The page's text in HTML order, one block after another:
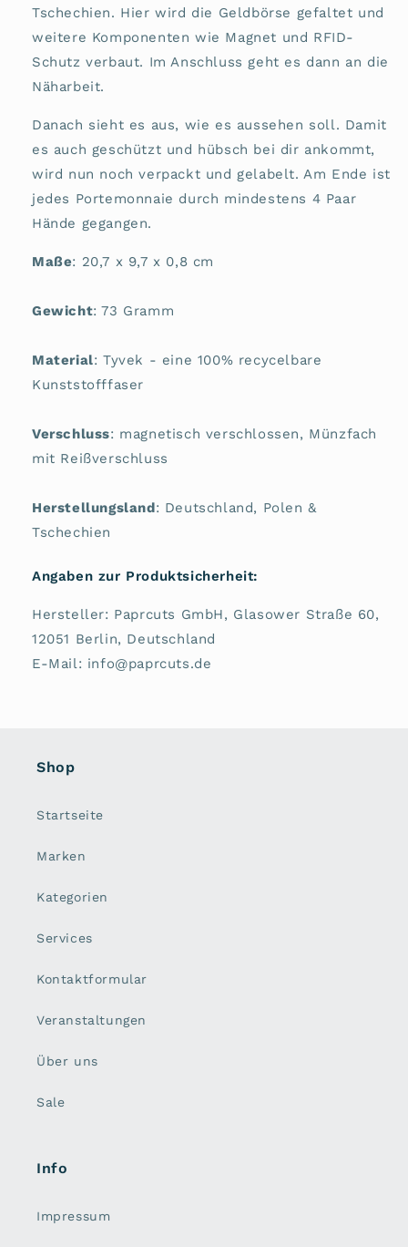
Tschechien. Hier wird die Geldbörse gefaltet und
weitere Komponenten wie Magnet und RFID-
Schutz verbaut. Im Anschluss geht es dann an die
Näharbeit.
Danach sieht es aus, wie es aussehen soll. Damit
es auch geschützt und hübsch bei dir ankommt,
wird nun noch verpackt und gelabelt. Am Ende ist
jedes Portemonnaie durch mindestens 4 Paar
Hände gegangen.
Maße: 20,7 x 9,7 x 0,8 cm
Gewicht: 73 Gramm
Material: Tyvek - eine 100% recycelbare
Kunststofffaser
Verschluss: magnetisch verschlossen, Münzfach
mit Reißverschluss
Herstellungsland: Deutschland, Polen &
Tschechien
Angaben zur Produktsicherheit:
Hersteller: Paprcuts GmbH, Glasower Straße 60,
12051 Berlin, Deutschland
E-Mail: info@paprcuts.de
Shop
Startseite
Marken
Kategorien
Services
Kontaktformular
Veranstaltungen
Über uns
Sale
Info
Impressum